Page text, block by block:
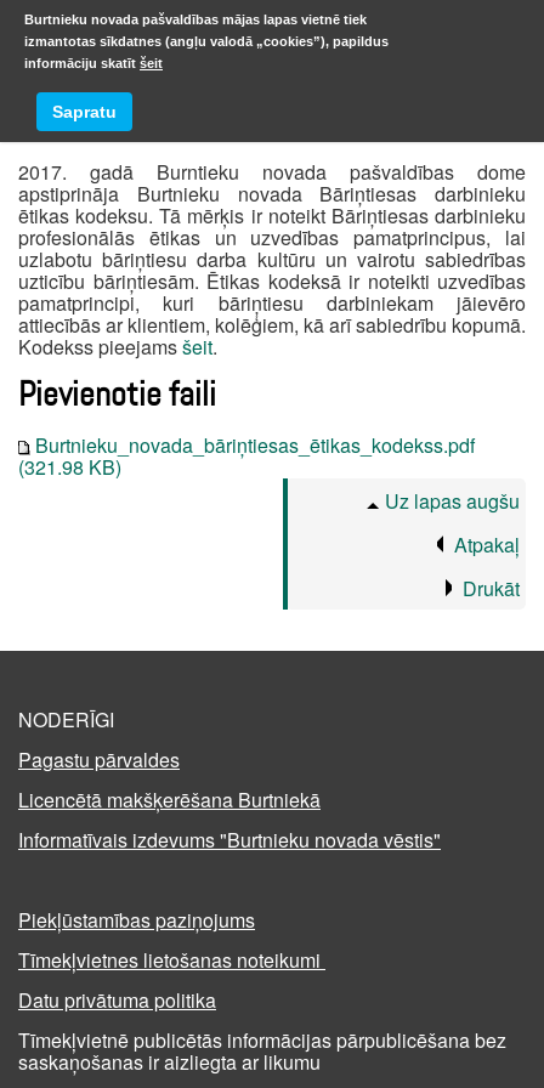
Ētikas kodekss
2017. gadā Burntieku novada pašvaldības dome
apstiprināja Burtnieku novada Bāriņtiesas darbinieku
ētikas kodeksu. Tā mērķis ir noteikt Bāriņtiesas darbinieku
profesionālās ētikas un uzvedības pamatprincipus, lai
uzlabotu bāriņtiesu darba kultūru un vairotu sabiedrības
uzticību bāriņtiesām. Ētikas kodeksā ir noteikti uzvedības
pamatprincipi, kuri bāriņtiesu darbiniekam jāievēro
attiecībās ar klientiem, kolēģiem, kā arī sabiedrību kopumā.
Kodekss pieejamsšeit.
Pievienotie faili
Burtnieku_novada_bāriņtiesas_ētikas_kodekss.pdf
(321.98 KB)
Uz lapas augšu
Atpakaļ
Drukāt
NODERĪGI
Pagastu pārvaldes
Licencētā makšķerēšana Burtniekā
Informatīvais izdevums "Burtnieku novada vēstis"
Piekļūstamības paziņojums
Tīmekļvietnes lietošanas noteikumi
Datu privātuma politika
Tīmekļvietnē publicētās informācijas pārpublicēšana bez
saskaņošanas ir aizliegta ar likumu
Burtnieku novada pašvaldības mājas lapas vietnē tiek
izmantotas sīkdatnes (angļu valodā „cookies”), papildus
informāciju skatīt šeit
Sapratu